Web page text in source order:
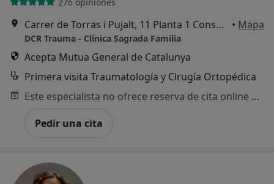
Carrer de Torras i Pujalt, 11 Planta 1 Consulta 6, Barcelona • Mapa
DCR Trauma - Clínica Sagrada Familia
Acepta Mutua General de Catalunya
Primera visita Traumatología y Cirugía Ortopédica
Este especialista no ofrece reserva de cita online en esta dirección.
Pedir una cita